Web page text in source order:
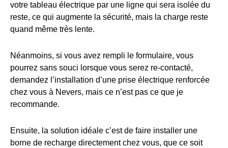
votre tableau électrique par une ligne qui sera isolée du
reste, ce qui augmente la sécurité, mais la charge reste
quand même très lente.
Néanmoins, si vous avez rempli le formulaire, vous
pourrez sans souci lorsque vous serez re-contacté,
demandez l’installation d’une prise électrique renforcée
chez vous à Nevers, mais ce n’est pas ce que je
recommande.
Ensuite, la solution idéale c’est de faire installer une
borne de recharge directement chez vous, que ce soit